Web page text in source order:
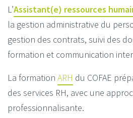
L’Assistant(e) ressources
la gestion administrative du
gestion des contrats, suivi des
formation et communication
La formation ARH du COFAE
des services RH, avec une
professionnalisante.